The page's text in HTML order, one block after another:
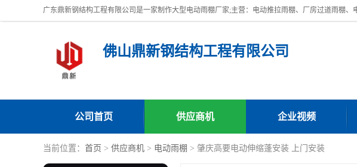
佛山鼎新钢结构工程有限公司
公司首页 供应商机 企业视频
当前位置： 首页 > 供应商机 > 电动雨棚 > 肇庆高要电动伸缩蓬安装 上门安装